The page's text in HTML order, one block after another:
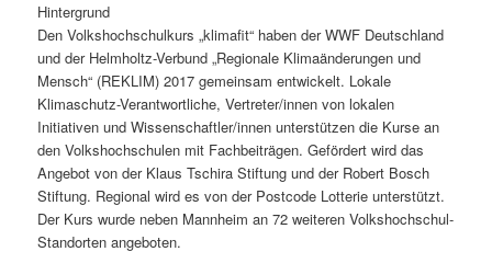
Hintergrund
Den Volkshochschulkurs „klimafit“ haben der WWF Deutschland
und der Helmholtz-Verbund „Regionale Klimaänderungen und
Mensch“ (REKLIM) 2017 gemeinsam entwickelt. Lokale
Klimaschutz-Verantwortliche, Vertreter/innen von lokalen
Initiativen und Wissenschaftler/innen unterstützen die Kurse an
den Volkshochschulen mit Fachbeiträgen. Gefördert wird das
Angebot von der Klaus Tschira Stiftung und der Robert Bosch
Stiftung. Regional wird es von der Postcode Lotterie unterstützt.
Der Kurs wurde neben Mannheim an 72 weiteren Volkshochschul-
Standorten angeboten.